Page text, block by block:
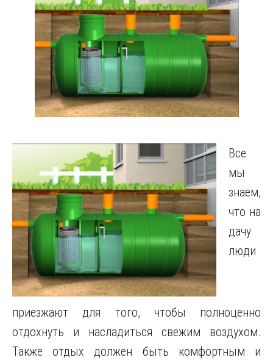
Все
мы
знаем,
что на
дачу
люди
приезжают для того, чтобы полноценно
отдохнуть и насладиться свежим воздухом.
Также отдых должен быть комфортным и